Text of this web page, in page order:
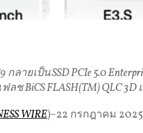
กลายเป็นSSD PCIe 5.0
ฟลชBiCS FLASH(TM) QLC 3D
WIRE)–22 กรกฎาคม 2025